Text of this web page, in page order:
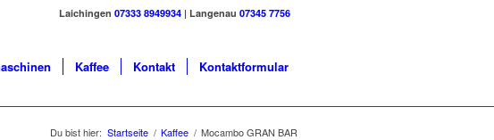
Laichingen 07333 8949934 | Langenau 07345 7756
Kaffee Kontakt Kontaktformular
Du bist hier: Startseite / Kaffee / Mocambo GRAN BAR